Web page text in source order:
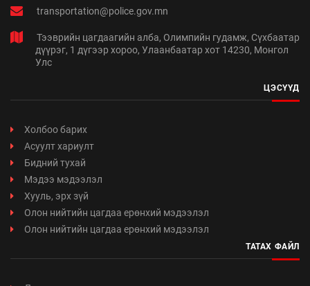
transportation@police.gov.mn
Тээврийн цагдаагийн алба, Олимпийн гудамж, Сүхбаатар
дүүрэг, 1 дүгээр хороо, Улаанбаатар хот 14230, Монгол
Улс
ЦЭСҮҮД
Холбоо барих
Асуулт хариулт
Бидний тухай
Мэдээ мэдээлэл
Хууль, эрх зүй
Олон нийтийн цагдаа ерөнхий мэдээлэл
Олон нийтийн цагдаа ерөнхий мэдээлэл
ТАТАХ ФАЙЛ